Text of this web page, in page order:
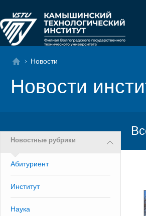
Новости
Новости
Новостные рубрики
Абитуриент
Институт
Наука